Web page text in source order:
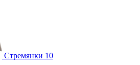
Стремянки 10